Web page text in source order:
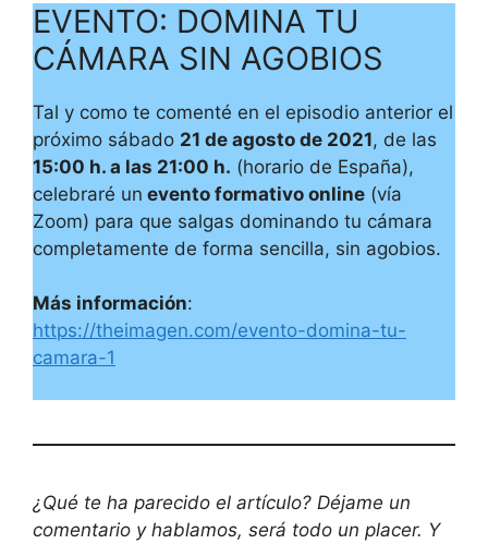
EVENTO: DOMINA TU
CÁMARA SIN AGOBIOS
Tal y como te comenté en el episodio anterior el
próximo sábado 21 de agosto de 2021, de las
15:00 h. a las 21:00 h. (horario de España),
celebraré un evento formativo online (vía
Zoom) para que salgas dominando tu cámara
completamente de forma sencilla, sin agobios.
Más información:
https://theimagen.com/evento-domina-tu-
camara-1
¿Qué te ha parecido el artículo? Déjame un
comentario y hablamos, será todo un placer. Y